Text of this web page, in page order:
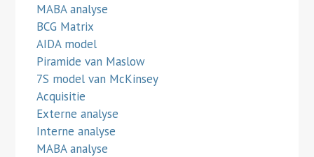
MABA analyse
BCG Matrix
AIDA model
Piramide van Maslow
7S model van McKinsey
Acquisitie
Externe analyse
Interne analyse
MABA analyse